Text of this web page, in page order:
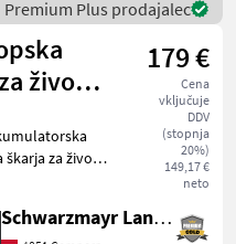
Premium Plus prodajalec
živo
179 €
Cena
vključuje
DDV
(stopnja
20%)
149,17 €
neto
za živo
za
Schwarzmayr Landtechnik GmbH - Gampern